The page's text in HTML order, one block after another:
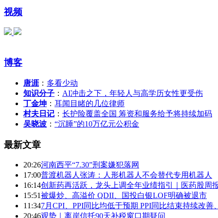
视频
博客
唐涯 ： 多看少动
知识分子 ： AI冲击之下，年轻人与高学历女性更受伤
丁金坤 ： 耳闻目睹的几位律师
村夫日记 ： 长护险覆盖全国 筹资和服务给予将持续加码
吴晓波 ： “沉睡”的10万亿元公积金
最新文章
20:26河南西平“7.30”刑案嫌犯落网
17:00普渡机器人张涛：人形机器人不会替代专用机器人
16:14创新药再活跃，龙头上调全年业绩指引｜医药股周
15:51被爆炒、高溢价 QDII、国投白银LOF明确被退市
11:347月CPI、PPI同比均低于预期 PPI同比结束持续改善
20:46观势｜离岸信托90天补税窗口期疑问